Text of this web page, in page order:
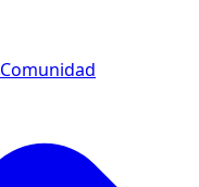
Comunidad